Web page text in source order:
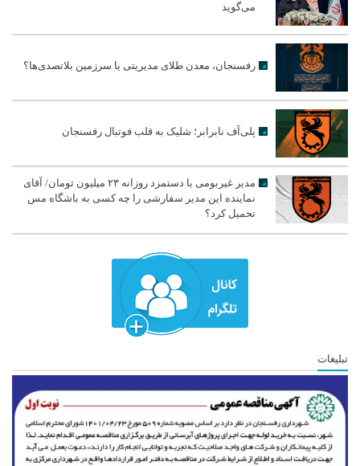
می‌گوید
رفسنجان، معدن طلای مدیریتی یا سرزمین بلاتصدی‌ها؟
پلی‌آف نابرابر؛ شلیک به قلب فوتبال رفسنجان
مدیر غیربومی با دستمزد روزانه ۲۳ میلیون تومان/ آقای
نماینده این مدیر سفارشی را چه کسی به باشگاه مس
تحمیل کرد؟
تبلیغات